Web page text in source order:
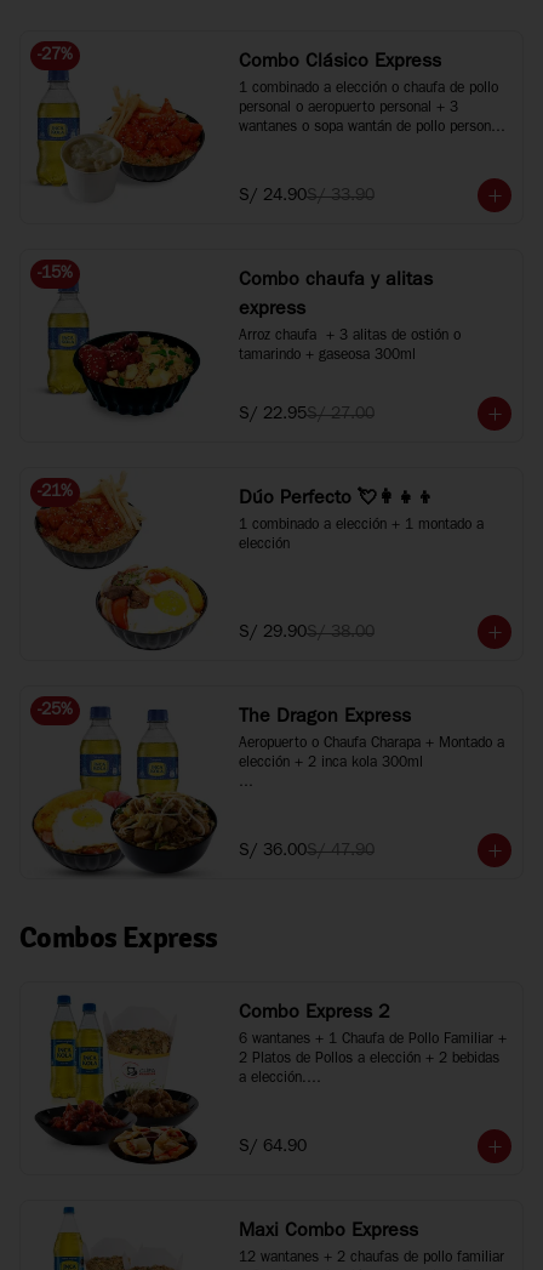
-27% Combo Clásico Express
1 combinado a elección o chaufa de pollo
personal o aeropuerto personal + 3
wantanes o sopa wantán de pollo personal
S/ 24.90S/ 33.90
-15%
Combo chaufa y alitas
express
Arroz chaufa  + 3 alitas de ostión o
tamarindo + gaseosa 300ml
S/ 22.95S/ 27.00
-21% Dúo Perfecto 💘👩‍👧‍👦
1 combinado a elección + 1 montado a
elección
S/ 29.90S/ 38.00
-25% The Dragon Express
Aeropuerto o Chaufa Charapa + Montado a
elección + 2 inca kola 300ml
S/ 36.00S/ 47.90
Combos Express
Combo Express 2
6 wantanes + 1 Chaufa de Pollo Familiar +
2 Platos de Pollos a elección + 2 bebidas
a elección.
*Imágenes referenciales
S/ 64.90
Maxi Combo Express
12 wantanes + 2 chaufas de pollo familiar